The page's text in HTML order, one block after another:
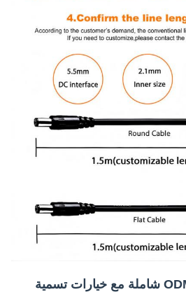
نقدم خدمات OEM و ODM شاملة مع خيارات تسمية